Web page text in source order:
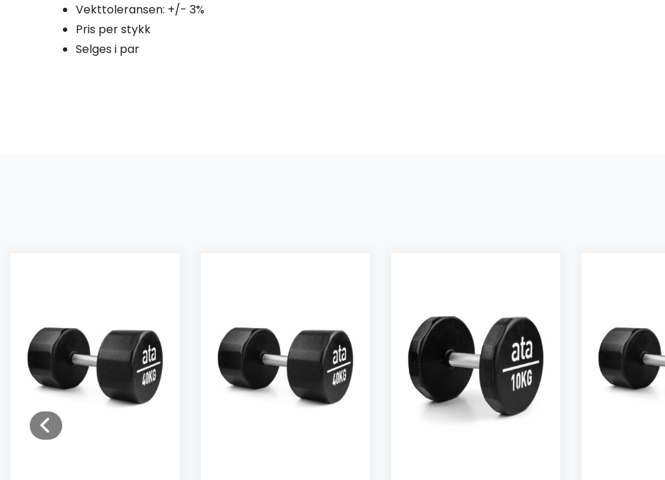
Vekttoleransen: +/- 3%
Pris per stykk
Selges i par